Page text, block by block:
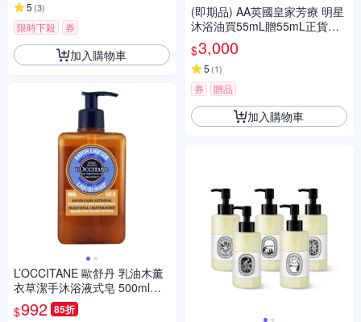
5 (3)
限時下殺 券
加入購物車
L’OCCITANE 歐舒丹 乳油木薰
衣草潔手沐浴液式皂 500ml
（百貨公司貨）
$992 85折
(即期品) AA英國皇家芳療 明星
沐浴油買55mL贈55mL正貨★
買1送1★
$3,000
5 (1)
券 贈品
加入購物車